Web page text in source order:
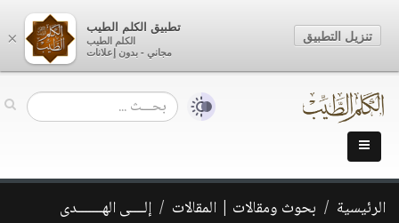
الرئيسية بحوث ومقالات | المقالات
إلــــى الهـــــــدى
×
تطبيق الكلم الطيب
الكلم الطيب
مجاني - بدون إعلانات
تنزيل التطبيق